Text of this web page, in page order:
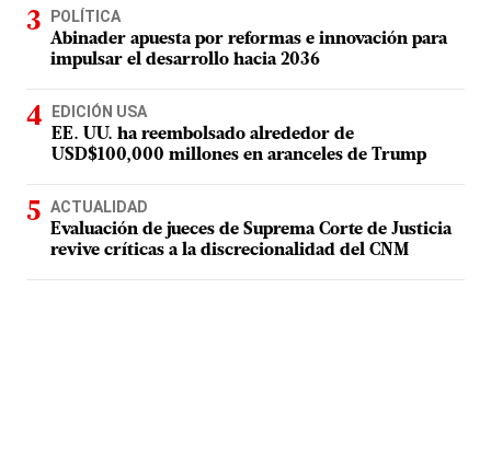
POLÍTICA
Abinader apuesta por reformas e innovación para
impulsar el desarrollo hacia 2036
EDICIÓN USA
EE. UU. ha reembolsado alrededor de
USD$100,000 millones en aranceles de Trump
ACTUALIDAD
Evaluación de jueces de Suprema Corte de Justicia
revive críticas a la discrecionalidad del CNM